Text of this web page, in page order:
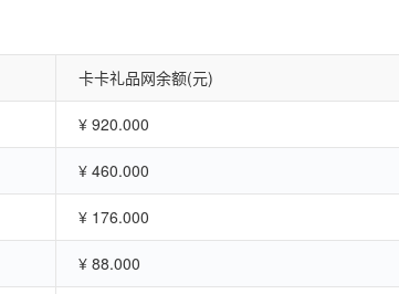
卡卡礼品网余额(元)
¥ 920.000
¥ 460.000
¥ 176.000
¥ 88.000